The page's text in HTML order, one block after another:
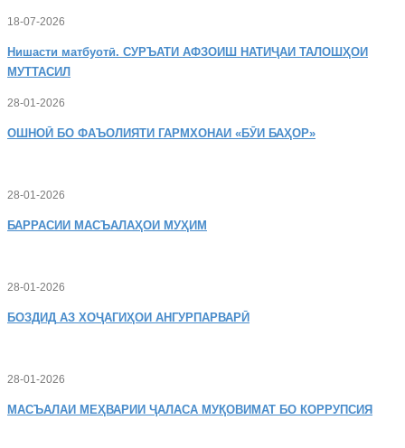
18-07-2026
Нишасти матбуотӣ. СУРЪАТИ АФЗОИШ НАТИҶАИ ТАЛОШҲОИ
МУТТАСИЛ
28-01-2026
ОШНОӢ БО ФАЪОЛИЯТИ ГАРМХОНАИ «БӮИ БАҲОР»
28-01-2026
БАРРАСИИ МАСЪАЛАҲОИ МУҲИМ
28-01-2026
БОЗДИД АЗ ХОҶАГИҲОИ АНГУРПАРВАРӢ
28-01-2026
МАСЪАЛАИ МЕҲВАРИИ ҶАЛАСА МУҚОВИМАТ БО КОРРУПСИЯ